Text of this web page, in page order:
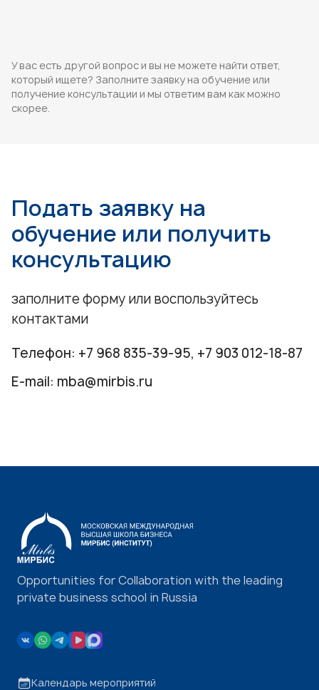
У вас есть другой вопрос и вы не можете найти ответ,
который ищете? Заполните заявку на обучение или
получение консультации и мы ответим вам как можно
скорее.
Подать заявку на
обучение или получить
консультацию
заполните форму или воспользуйтесь
контактами
Телефон: +7 968 835-39-95, +7 903 012-18-87
E-mail: mba@mirbis.ru
Opportunities for Collaboration with the leading
private business school in Russia
Календарь мероприятий